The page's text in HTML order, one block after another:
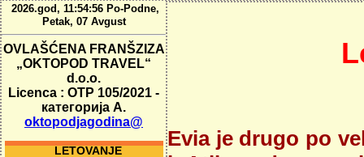
2026.god, 11:54:57 Po-Podne,
Petak, 07 Avgust
OVLAŠĆENA FRANŠZIZA
„OKTOPOD TRAVEL“
d.o.o.
Licenca : OTP 105/2021 -
категорија А.
oktopodjagodina@
LETOVANJE
Evia je drugo po